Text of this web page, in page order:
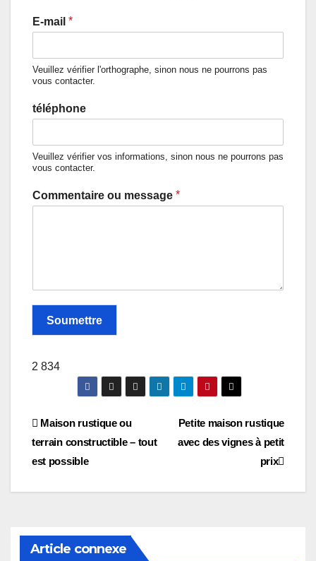
E-mail *
Veuillez vérifier l'orthographe, sinon nous ne pourrons pas
vous contacter.
téléphone
Veuillez vérifier vos informations, sinon nous ne pourrons pas
vous contacter.
Commentaire ou message *
Soumettre
2 834
Navigation
des
articles
Petite maison rustique
avec des vignes à petit
prix
Maison rustique ou
terrain constructible – tout
est possible
Article connexe